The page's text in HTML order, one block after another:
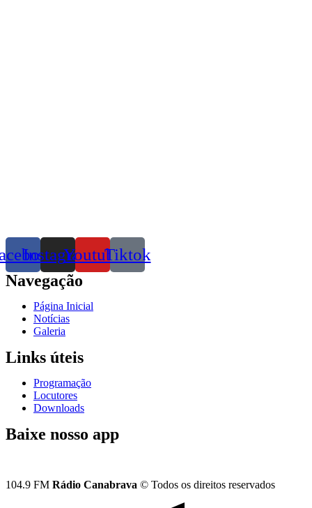
InstagramYoutubeTiktok
Navegação
Página Inicial
Notícias
Galeria
Links úteis
Programação
Locutores
Downloads
Baixe nosso app
104.9 FM Rádio Canabrava © Todos os direitos reservados